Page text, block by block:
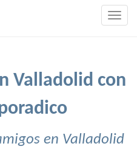
Valladolid con
en Valladolid